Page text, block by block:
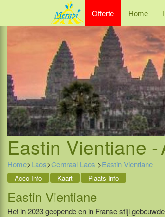
Offerte Home
Eastin Vientiane -
Home>Laos>Centraal Laos >Eastin Vientiane
Acco Info Kaart Plaats Info
Eastin Vientiane
Het in 2023 geopende en in Franse stijl